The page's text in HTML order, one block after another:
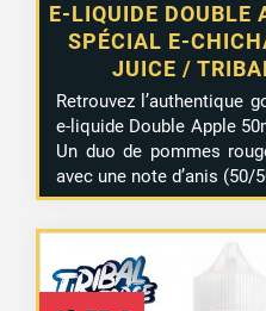
E-LIQUIDE DOUBLE
SPÉCIAL E-
JUICE /
Retrouvez l’authentique
e-liquide Double Apple
Un duo de pommes
avec une note d’anis (50/